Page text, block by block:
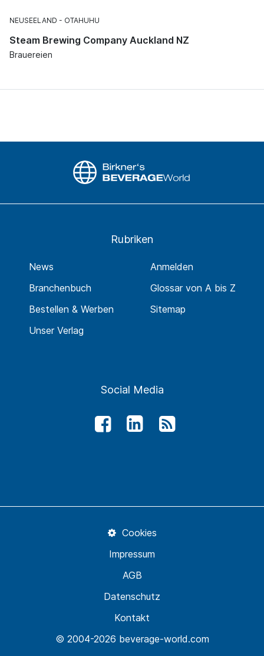
NEUSEELAND OTAHUHU
Steam Brewing Company Auckland NZ
Brauereien
Rubriken
News
Branchenbuch
Bestellen & Werben
Unser Verlag
Anmelden
Glossar von A bis Z
Sitemap
Social Media
© 2004-2026 beverage-world.com
Kontakt
Datenschutz
AGB
Impressum
Cookies